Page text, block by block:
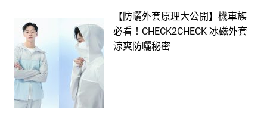
【防曬外套原理大公開】機車族
必看！CHECK2CHECK 冰磁外套
涼爽防曬秘密